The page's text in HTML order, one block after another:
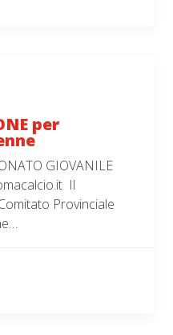
per
GIOVANILE
Il
Provinciale